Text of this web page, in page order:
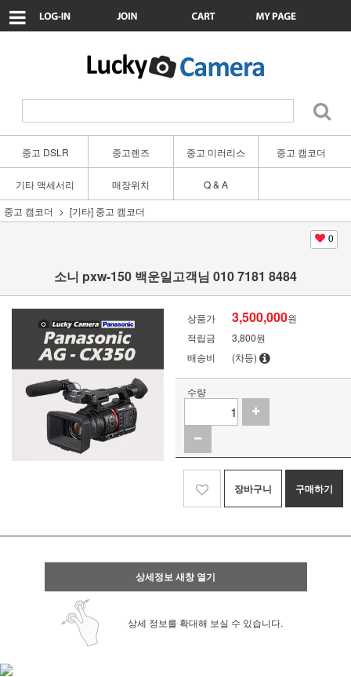
중고 DSLR 중고렌즈 중고 미러리스 중고 캠코더
기타 액세서리 매장위치
Q & A
중고 캠코더
[기타] 중고 캠코더
0
소니 pxw-150 백운일고객님 010 7181 8484
상품가 3,500,000원
적립금
3,800원
배송비
(차등)
수량
장바구니 구매하기
상세정보 새창 열기
상세 정보를 확대해 보실 수 있습니다.